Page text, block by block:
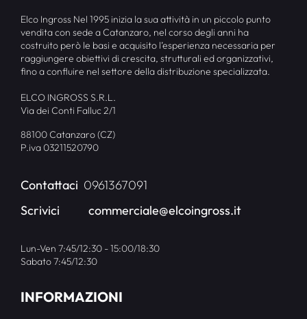
Elco Ingross Nel 1995 inizia la sua attività in un piccolo punto
vendita con sede a Catanzaro, nel corso degli anni ha
costruito però le basi e acquisito l’esperienza necessaria per
raggiungere obiettivi di crescita, strutturali ed organizzativi,
fino a confluire nel settore della distribuzione specializzata.
ELCO INGROSS S.R.L.
Via dei Conti Falluc 2/1
88100 Catanzaro (CZ)
P.iva 03211520790
Contattaci 0961367091
Scrivici
commerciale@elcoingross.it
Lun-Ven 7:45/12:30 - 15:00/18:30
Sabato 7:45/12:30
INFORMAZIONI